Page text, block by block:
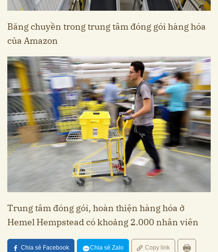
Băng chuyền trong trung tâm đóng gói hàng hóa
của Amazon
Trung tâm đóng gói, hoàn thiện hàng hóa ở
Hemel Hempstead có khoảng 2.000 nhân viên
Chia sẻ Facebook Chia sẻ Zalo Copy link